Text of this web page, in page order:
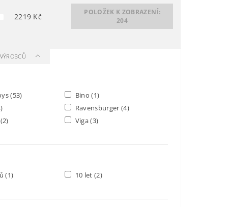
2219 Kč
POLOŽEK K ZOBRAZENÍ:
204
(53) Bino(1)
Ravensburger (4)
(2) Viga(3)
(1) 10 let(2)